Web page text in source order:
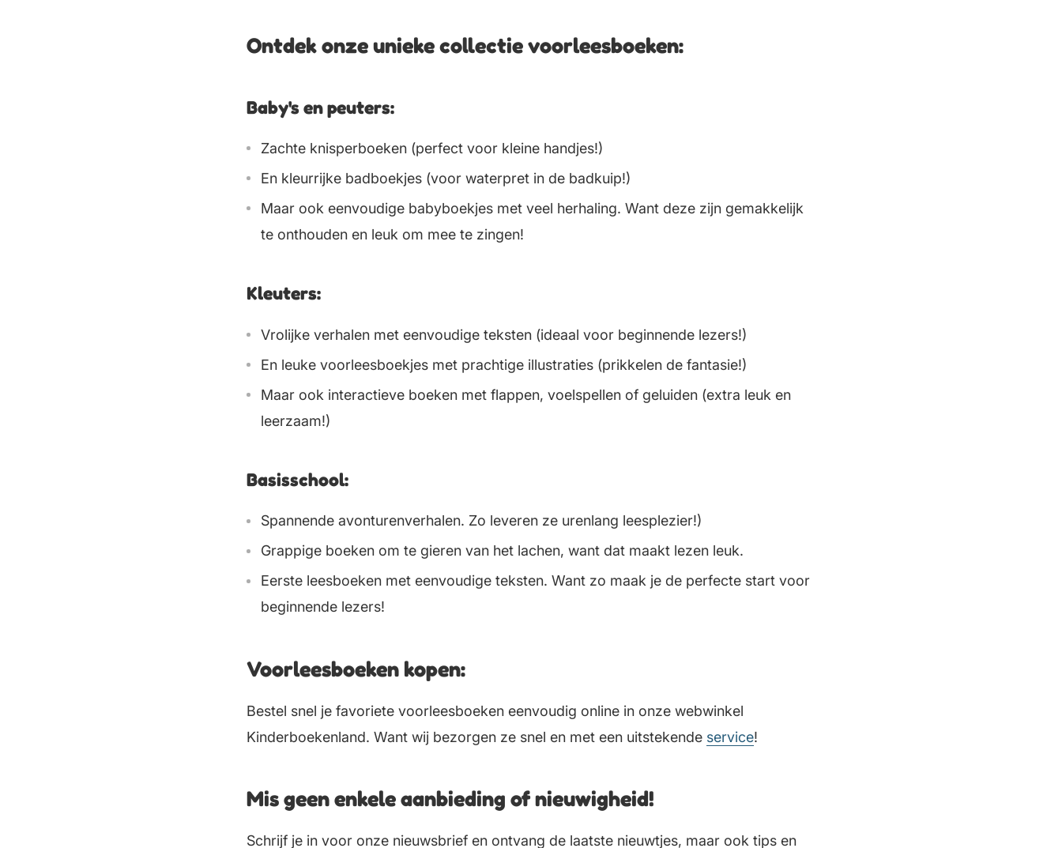
Ontdek onze unieke collectie voorleesboeken:
Baby's en peuters:
Zachte knisperboeken (perfect voor kleine handjes!)
En kleurrijke badboekjes (voor waterpret in de badkuip!)
Maar ook eenvoudige babyboekjes met veel herhaling. Want deze zijn gemakkelijk
te onthouden en leuk om mee te zingen!
Kleuters:
Vrolijke verhalen met eenvoudige teksten (ideaal voor beginnende lezers!)
En leuke voorleesboekjes met prachtige illustraties (prikkelen de fantasie!)
Maar ook interactieve boeken met flappen, voelspellen of geluiden (extra leuk en
leerzaam!)
Basisschool:
Spannende avonturenverhalen. Zo leveren ze urenlang leesplezier!)
Grappige boeken om te gieren van het lachen, want dat maakt lezen leuk.
Eerste leesboeken met eenvoudige teksten. Want zo maak je de perfecte start voor
beginnende lezers!
Voorleesboeken kopen:
Bestel snel je favoriete voorleesboeken eenvoudig online in onze webwinkel
Kinderboekenland. Want wij bezorgen ze snel en met een uitstekende service!
Mis geen enkele aanbieding of nieuwigheid!
Schrijf je in voor onze nieuwsbrief en ontvang de laatste nieuwtjes, maar ook tips en